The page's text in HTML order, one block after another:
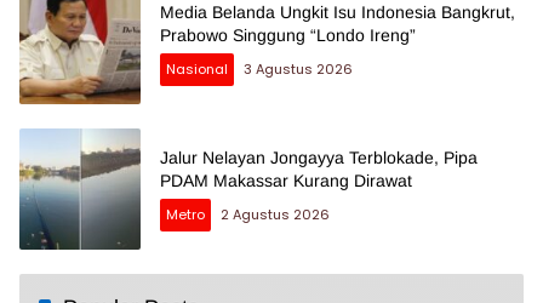
Media Belanda Ungkit Isu Indonesia Bangkrut,
Prabowo Singgung “Londo Ireng”
Nasional
3 Agustus 2026
Jalur Nelayan Jongayya Terblokade, Pipa
PDAM Makassar Kurang Dirawat
Metro
2 Agustus 2026